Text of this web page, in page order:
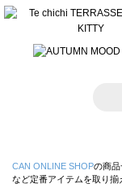
CAN ONLINE SHOPの商品
など定番アイテムを取り揃